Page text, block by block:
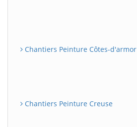
Chantiers Peinture Côtes-d'armor
Chantiers Peinture Creuse